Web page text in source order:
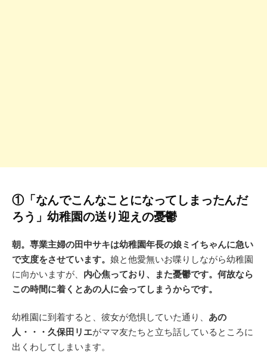
①「なんでこんなことになってしまったんだ
ろう」幼稚園の送り迎えの憂鬱
朝。専業主婦の田中サキは幼稚園年長の娘ミイちゃんに急い
で支度をさせています。 娘と他愛無いお喋りしながら幼稚園
に向かいますが、 内心焦っており、また憂鬱です。何故なら
この時間に着くとあの人に会ってしまうからです。
幼稚園に到着すると、彼女が危惧していた通り、 あの
人・・・久保田リエがママ友たちと立ち話しているところに
出くわしてしまいます。